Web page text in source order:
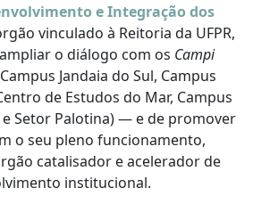
e Integração dos
vinculado à Reitoria da UFPR,
o diálogo com os Campi
Jandaia do Sul, Campus
de Estudos do Mar, Campus
Setor Palotina) — e de promover
o seu pleno funcionamento,
catalisador e acelerador de
institucional.